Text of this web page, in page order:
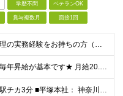
学歴不問 ベテランOK
賞与複数月 面接1回
◆総務もしくは経理の実務経験をお持ちの方（年数不問・ブランクOK） ※学歴不問 ＼こんな方にオススメです！／ ◎これまでは都内に通っていたが湘南で腰を据えて働きたい ◎経理の仕事は好きだけど残業続き
★年次昇給あり！毎年昇給が基本です★ 月給20.5万円～27万円＋賞与年2回（昨年実績3ヶ月分） ※経験・年齢・スキルを考慮して決定します ※正社員の場合は試用期間3ヶ月。その間の待遇に差異なし
★転勤なし★平塚駅チカ3分 ■平塚本社： 神奈川県平塚市宝町3-1 平塚MNビル10F 【 抜群のアクセス環境 】 JR東海道線・湘南新宿ラインが乗り入れており、 上り下り共にアクセス良好。 【